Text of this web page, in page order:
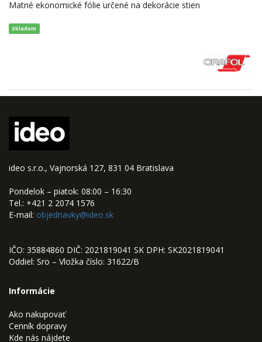
Matné ekonomické fólie určené na dekorácie stien
Skladom
ideo s.r.o., Vajnorská 127, 831 04 Bratislava
Pondelok – piatok: 08:00 – 16:30
Tel.: +421 2 2074 1576
E-mail: objednavky@ideo.sk
IČO: 35884860 DIČ: 2021819041 SK DPH: SK2021819041
Oddiel: Sro – Vložka číslo: 31622/B
Informácie
Ako nakupovať
Cenník dopravy
Kde nás nájdete